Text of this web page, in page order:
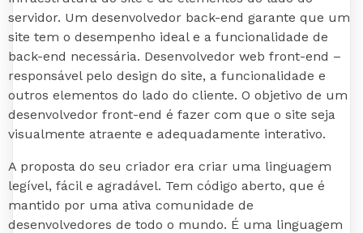
servidor. Um desenvolvedor back-end garante que um
site tem o desempenho ideal e a funcionalidade de
back-end necessária. Desenvolvedor web front-end –
responsável pelo design do site, a funcionalidade e
outros elementos do lado do cliente. O objetivo de um
desenvolvedor front-end é fazer com que o site seja
visualmente atraente e adequadamente interativo.
A proposta do seu criador era criar uma linguagem
legível, fácil e agradável. Tem código aberto, que é
mantido por uma ativa comunidade de
desenvolvedores de todo o mundo. É uma linguagem